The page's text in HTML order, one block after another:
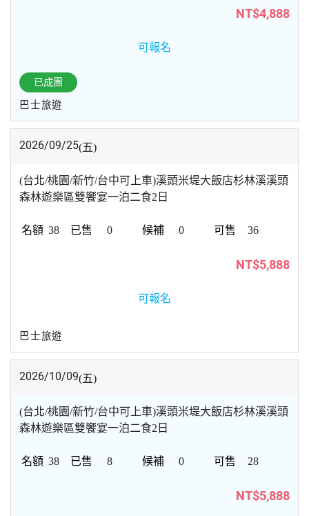
NT$4,888
可報名
已成團
巴士旅遊
2026/09/25(五)
(台北/桃園/新竹/台中可上車)溪頭米堤大飯店杉林溪溪頭
森林遊樂區雙饗宴一泊二食2日
38 0 0 36
NT$5,888
可報名
巴士旅遊
2026/10/09(五)
(台北/桃園/新竹/台中可上車)溪頭米堤大飯店杉林溪溪頭
森林遊樂區雙饗宴一泊二食2日
38 8 0 28
NT$5,888